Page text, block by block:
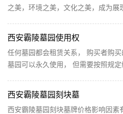
之美，环境之美，文化之美，成为
西安霸陵墓园使用权
任何墓园都会租赁关系， 购买者购
墓园可以永久使用， 但需要按照规
西安霸陵墓园刻块墓
西安霸陵墓园刻块墓牌价格影响因素